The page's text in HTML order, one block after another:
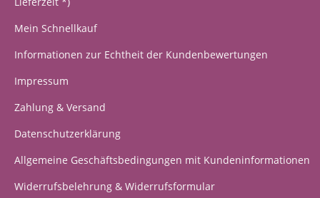
Mein Schnellkauf
Informationen zur Echtheit der Kundenbewertungen
Impressum
Zahlung & Versand
Datenschutzerklärung
Allgemeine Geschäftsbedingungen mit Kundeninformationen
Widerrufsbelehrung & Widerrufsformular